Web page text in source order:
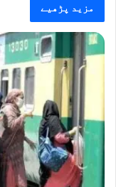
مزید پڑھیے